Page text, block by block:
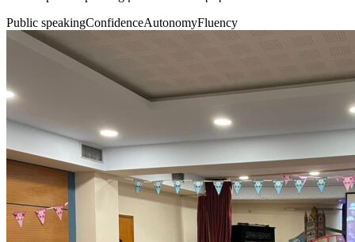
Public speakingConfidenceAutonomyFluency